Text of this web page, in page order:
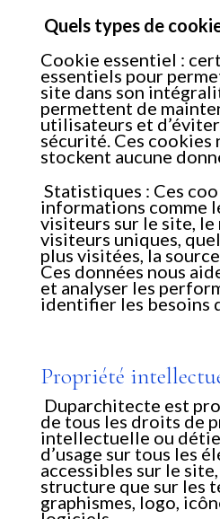
Quels types de
Cookie essentiel :
essentiels pour
site dans son
permettent de
utilisateurs et
sécurité. Ces
stockent aucune
Statistiques : Ces
informations comme
visiteurs sur le site, le
visiteurs uniques,
plus visitées, la
Ces données nous
et analyser les
identifier les besoins
Propriété
Duparchitecte est
de tous les droits de
intellectuelle ou
d’usage sur tous les
accessibles sur le
structure que sur les
graphismes, logo,